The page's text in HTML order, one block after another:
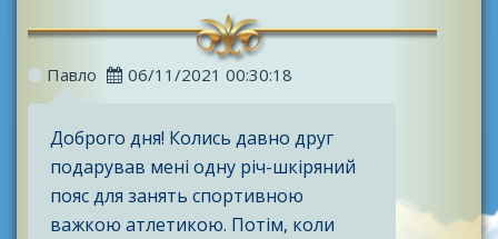
Павло 06/11/2021 00:30:18
Доброго дня! Колись давно друг
подарував мені одну річ-шкіряний
пояс для занять спортивною
важкою атлетикою. Потім, коли